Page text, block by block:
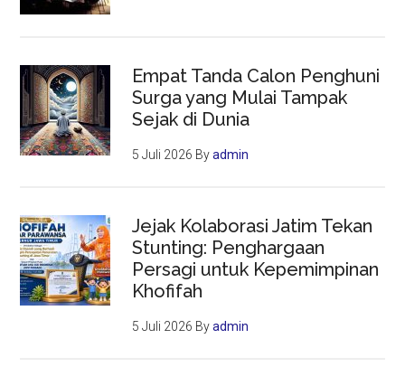
Empat Tanda Calon Penghuni
Surga yang Mulai Tampak
Sejak di Dunia
5 Juli 2026 Byadmin
Jejak Kolaborasi Jatim Tekan
Stunting: Penghargaan
Persagi untuk Kepemimpinan
Khofifah
5 Juli 2026 Byadmin